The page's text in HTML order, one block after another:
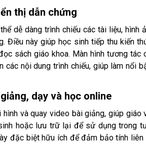
thị dẫn chứng
dễ dàng trình chiếu các tài liệu, hình
Điều này giúp học sinh tiếp thu kiến
sách giáo khoa. Màn hình tương tác
các nội dung trình chiếu, giúp làm nổi
dạy và học online
và quay video bài giảng, giúp
hoặc lưu trữ lại để sử dụng trong
đặc biệt hữu ích để đảm bảo tính